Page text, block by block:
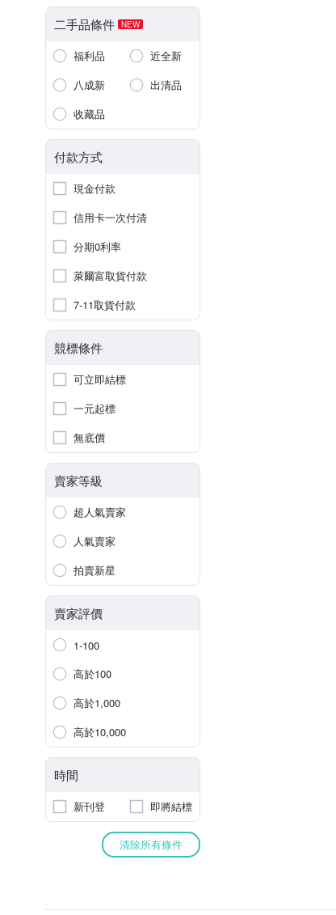
二手品條件 NEW
福利品
近全新
八成新
出清品
收藏品
付款方式
現金付款
信用卡一次付清
分期0利率
萊爾富取貨付款
7-11取貨付款
競標條件
可立即結標
一元起標
無底價
賣家等級
超人氣賣家
人氣賣家
拍賣新星
賣家評價
1-100
高於100
高於1,000
高於10,000
時間
新刊登 即將結標
清除所有條件